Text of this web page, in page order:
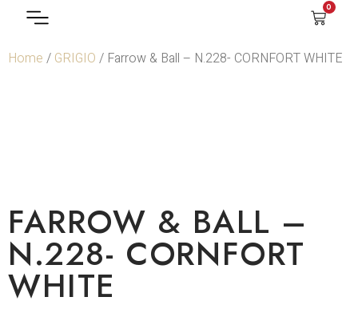
0
Home / GRIGIO / Farrow & Ball – N.228- CORNFORT WHITE
FARROW & BALL –
N.228- CORNFORT
WHITE